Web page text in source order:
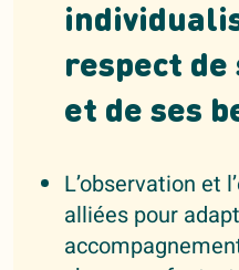
respect de
et de ses
L’observation et
alliées pour